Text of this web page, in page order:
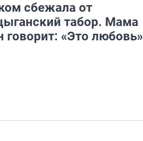
сбежала от
табор. Мама
говорит: «Это любовь»